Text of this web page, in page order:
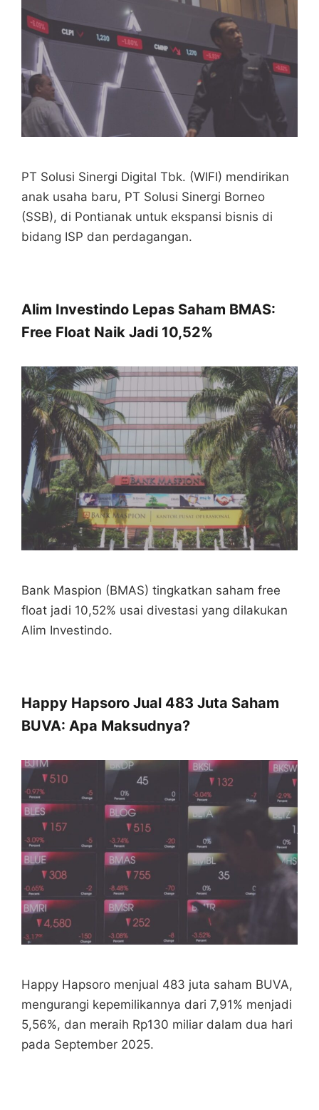
PT Solusi Sinergi Digital Tbk. (WIFI) mendirikan
anak usaha baru, PT Solusi Sinergi Borneo
(SSB), di Pontianak untuk ekspansi bisnis di
bidang ISP dan perdagangan.
Alim Investindo Lepas Saham BMAS:
Free Float Naik Jadi 10,52%
Bank Maspion (BMAS) tingkatkan saham free
float jadi 10,52% usai divestasi yang dilakukan
Alim Investindo.
Happy Hapsoro Jual 483 Juta Saham
BUVA: Apa Maksudnya?
Happy Hapsoro menjual 483 juta saham BUVA,
mengurangi kepemilikannya dari 7,91% menjadi
5,56%, dan meraih Rp130 miliar dalam dua hari
pada September 2025.